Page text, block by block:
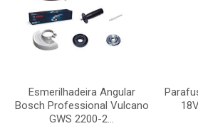
Esmerilhadeira Angular
Bosch Professional Vulcano
GWS 2200-2...